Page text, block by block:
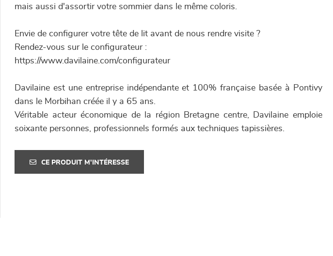
mais aussi d'assortir votre sommier dans le même coloris.
Envie de configurer votre tête de lit avant de nous rendre visite ?
Rendez-vous sur le configurateur :
https://www.davilaine.com/configurateur
Davilaine est une entreprise indépendante et 100% française basée à Pontivy
dans le Morbihan créée il y a 65 ans.
Véritable acteur économique de la région Bretagne centre, Davilaine emploie
soixante personnes, professionnels formés aux techniques tapissières.
CE PRODUIT M'INTÉRESSE